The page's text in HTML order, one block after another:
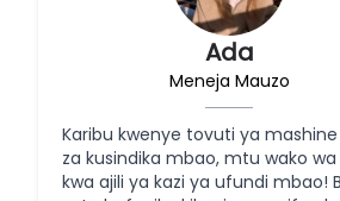
Ada
Meneja Mauzo
Karibu kwenye tovuti ya
za kusindika mbao, mtu wako wa
kwa ajili ya kazi ya ufundi mbao!